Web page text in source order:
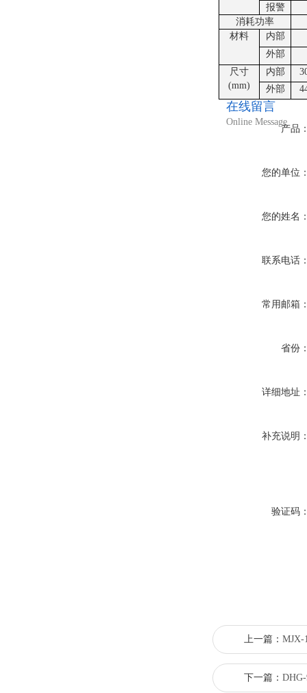
报警
消耗功率
材料
内部
外部
尺寸
(mm)
内部
外部
在线留言
Online Message
产品
您的单位
您的姓名
联系电话
常用邮箱
省份
详细地址
补充说明
验证码
上一篇： MJX-
下一篇：